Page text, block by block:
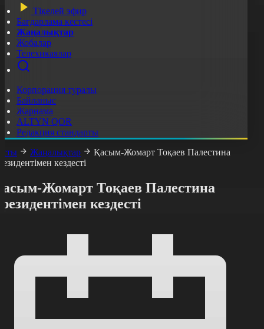
Тікелей эфир
Бағдарлама кестесі
Жаңалықтар
Жобалар
Телехикаялар
Корпорация туралы
Байланыс
Жарнама
ALTYN QOR
Редакция стандарты
Жаңалықтар
Қасым-Жомарт Тоқаев Палестина
кездесті
Жомарт Тоқаев Палестина
кездесті